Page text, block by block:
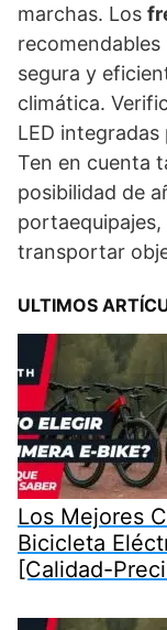
marchas. Los
segura y
climática.
LED
Ten en cuenta
posibilidad de
portaequipajes,
transportar
ULTIMOS
Los Mejores
Bicicleta
[Calidad-